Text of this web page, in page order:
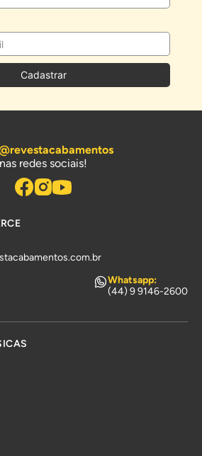
Cadastrar
nas redes sociais!
Whatsapp:
(44) 9 9146-2600